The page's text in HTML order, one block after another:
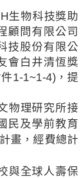
生物科技獎助
顧問有限公司
技股份有限公
會白 井清恆獎
1-1~1-4) ，提
物理研究所接
民及學前教育
畫，經費總計
與全球人壽保